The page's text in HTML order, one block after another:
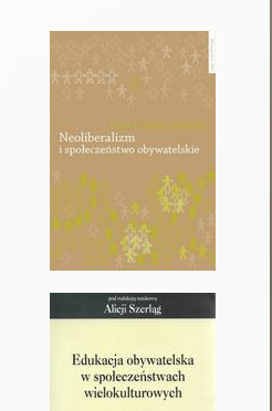
: z teorii i praktyki obywatelstwa